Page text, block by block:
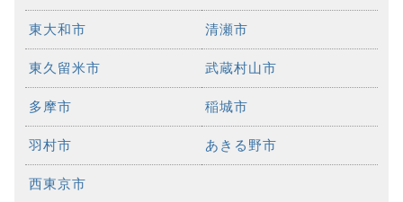
東大和市 清瀬市
東久留米市 武蔵村山市
多摩市 稲城市
羽村市 あきる野市
西東京市